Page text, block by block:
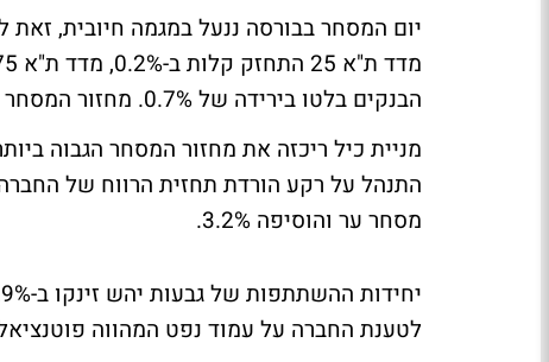
יום המסחר בבורסה ננעל במגמה חיובית,
הבנקים בלטו בירידה של 0.7%. מחזור המסחר בבורסה הסתכם ב-1.62 מיליארד שקל.
התנהל על רקע הורדת תחזית הרווח של
מסחר ער והוסיפה 3.2%.
לטענת החברה על עמוד נפט המהווה